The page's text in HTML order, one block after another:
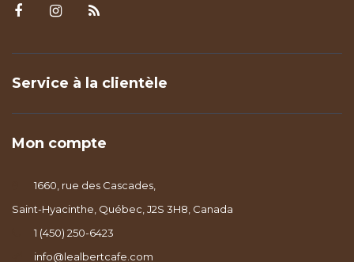
Service à la clientèle
Mon compte
1660, rue des Cascades,
Saint-Hyacinthe, Québec, J2S 3H8, Canada
1 (450) 250-6423
info@lealbertcafe.com